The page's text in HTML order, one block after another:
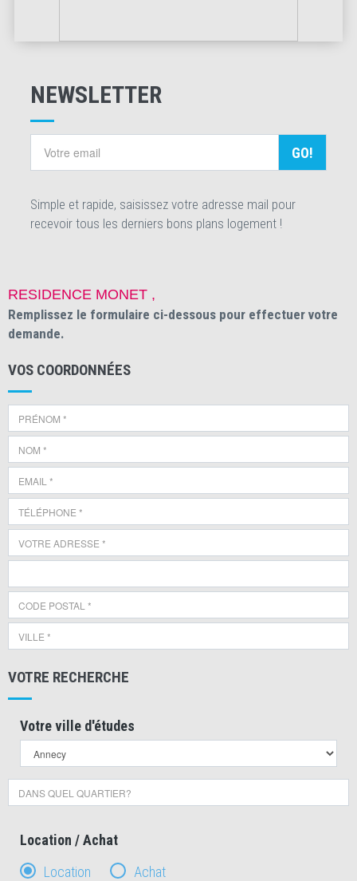
NEWSLETTER
GO!
Simple et rapide, saisissez votre adresse mail pour
recevoir tous les derniers bons plans logement !
RESIDENCE MONET ,
Remplissez le formulaire ci-dessous pour effectuer votre
demande.
VOS COORDONNÉES
VOTRE RECHERCHE
Votre ville d'études
Location / Achat
Location
Achat